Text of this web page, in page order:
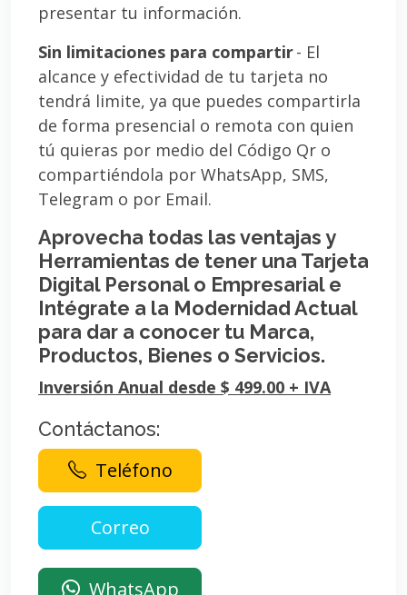
presentar tu información.
Sin limitaciones para compartir- El
alcance y efectividad de tu tarjeta no
tendrá limite, ya que puedes compartirla
de forma presencial o remota con quien
tú quieras por medio del Código Qr o
compartiéndola por WhatsApp, SMS,
Telegram o por Email.
Aprovecha todas las ventajas y
Herramientas de tener una Tarjeta
Digital Personal o Empresarial e
Intégrate a la Modernidad Actual
para dar a conocer tu Marca,
Productos, Bienes o Servicios.
Inversión Anual desde $ 499.00 + IVA
Contáctanos:
Teléfono
WhatsApp